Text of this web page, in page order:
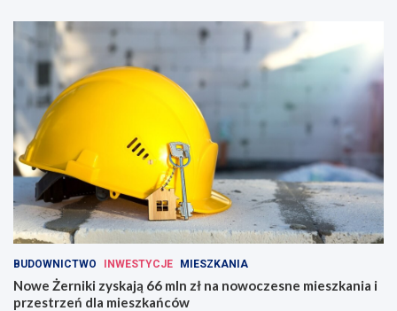
BUDOWNICTWO INWESTYCJE MIESZKANIA
Nowe Żerniki zyskają 66 mln zł na nowoczesne mieszkania i
przestrzeń dla mieszkańców